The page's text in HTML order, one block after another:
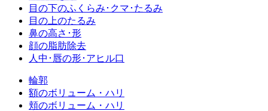
目の下のふくらみ･クマ･たるみ
目の上のたるみ
鼻の高さ･形
顔の脂肪除去
人中･唇の形･アヒル口
輪郭
額のボリューム・ハリ
頬のボリューム・ハリ